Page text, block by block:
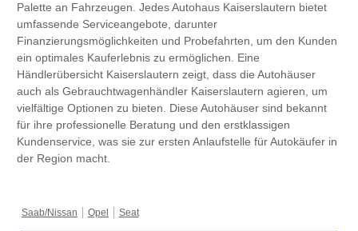
Palette an Fahrzeugen. Jedes Autohaus Kaiserslautern bietet
umfassende Serviceangebote, darunter
Finanzierungsmöglichkeiten und Probefahrten, um den Kunden
ein optimales Kauferlebnis zu ermöglichen. Eine
Händlerübersicht Kaiserslautern zeigt, dass die Autohäuser
auch als Gebrauchtwagenhändler Kaiserslautern agieren, um
vielfältige Optionen zu bieten. Diese Autohäuser sind bekannt
für ihre professionelle Beratung und den erstklassigen
Kundenservice, was sie zur ersten Anlaufstelle für Autokäufer in
der Region macht.
Saab/Nissan Opel Seat